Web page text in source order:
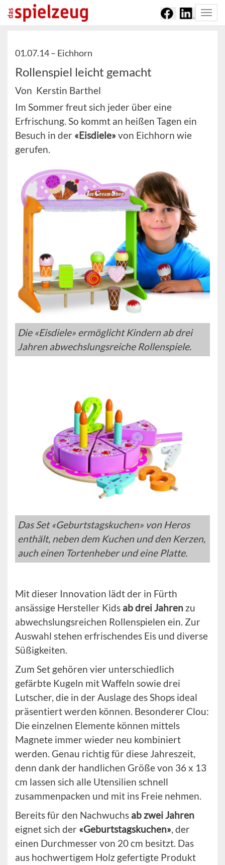
01.07.14 – Eichhorn
Rollenspiel leicht gemacht
Von Kerstin Barthel
Im Sommer freut sich jeder über eine
Erfrischung. So kommt an heißen Tagen ein
Besuch in der «Eisdiele»von Eichhorn wie
gerufen.
Die «Eisdiele» ermöglicht Kindern ab drei
Jahren abwechslungsreiche Rollenspiele.
Das Set «Geburtstagskuchen» von Heros
enthält, neben dem Kuchen und den Kerzen,
auch einen Tortenheber und eine Platte.
Mit dieser Innovation lädt der in Fürth
ansässige Hersteller Kids ab drei Jahren zu
abwechslungsreichen Rollenspielen ein. Zur
Auswahl stehen erfrischendes Eis und diverse
Süßigkeiten.
Zum Set gehören vier unterschiedlich
gefärbte Kugeln mit Waffeln sowie drei
Lutscher, die in der Auslage des Shops ideal
präsentiert werden können. Besonderer Clou:
Die einzelnen Elemente können mittels
Magnete immer wieder neu kombiniert
werden. Genau richtig für diese Jahreszeit,
denn dank der handlichen Größe von 36 x 13
cm lassen sich alle Utensilien schnell
zusammenpacken und mit ins Freie nehmen.
Bereits für den Nachwuchs ab zwei Jahren
eignet sich der «Geburtstagskuchen», der
einen Durchmesser von 20 cm besitzt. Das
aus hochwertigem Holz gefertigte Produkt